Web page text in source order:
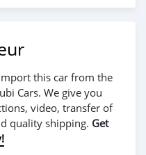
this car from the
Cars. We give you
video, transfer of
quality shipping. Get